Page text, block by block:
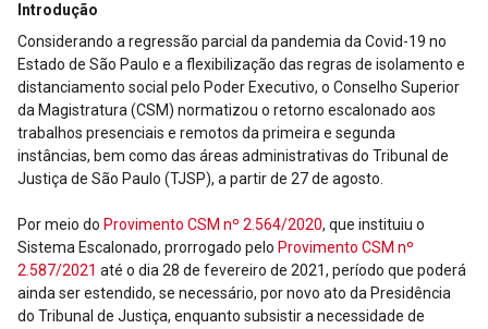
Introdução
Considerando a regressão parcial da pandemia da Covid-19 no
Estado de São Paulo e a flexibilização das regras de isolamento e
distanciamento social pelo Poder Executivo, o Conselho Superior
da Magistratura (CSM) normatizou o retorno escalonado aos
trabalhos presenciais e remotos da primeira e segunda
instâncias, bem como das áreas administrativas do Tribunal de
Justiça de São Paulo (TJSP), a partir de 27 de agosto.
Por meio do Provimento CSM nº 2.564/2020, que instituiu o
Sistema Escalonado, prorrogado pelo Provimento CSM nº
2.587/2021 até o dia 28 de fevereiro de 2021, período que poderá
ainda ser estendido, se necessário, por novo ato da Presidência
do Tribunal de Justiça, enquanto subsistir a necessidade de